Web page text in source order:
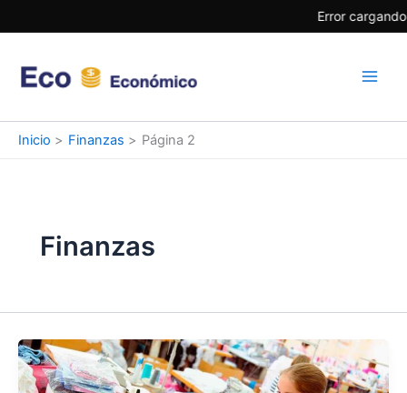
Error cargando
al
Inicio Finanzas Página 2
Finanzas